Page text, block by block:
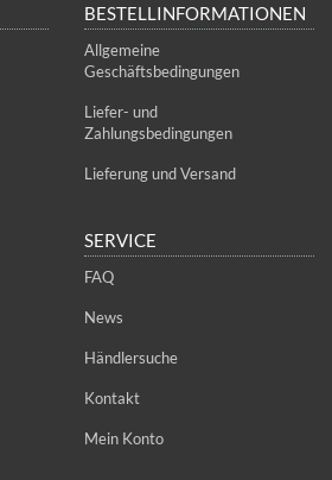
BESTELLINFORMATIONEN
Allgemeine
Geschäftsbedingungen
Liefer- und
Zahlungsbedingungen
Lieferung und Versand
SERVICE
FAQ
News
Händlersuche
Kontakt
Mein Konto